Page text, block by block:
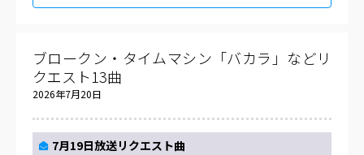
ブロークン・タイムマシン「バカラ」などリ
クエスト13曲
2026年7月20日
7月19日放送リクエスト曲